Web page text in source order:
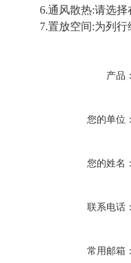
6.通风散热:请选
7.置放空间:为列
产品
您的单位
您的姓名
联系电话
常用邮箱